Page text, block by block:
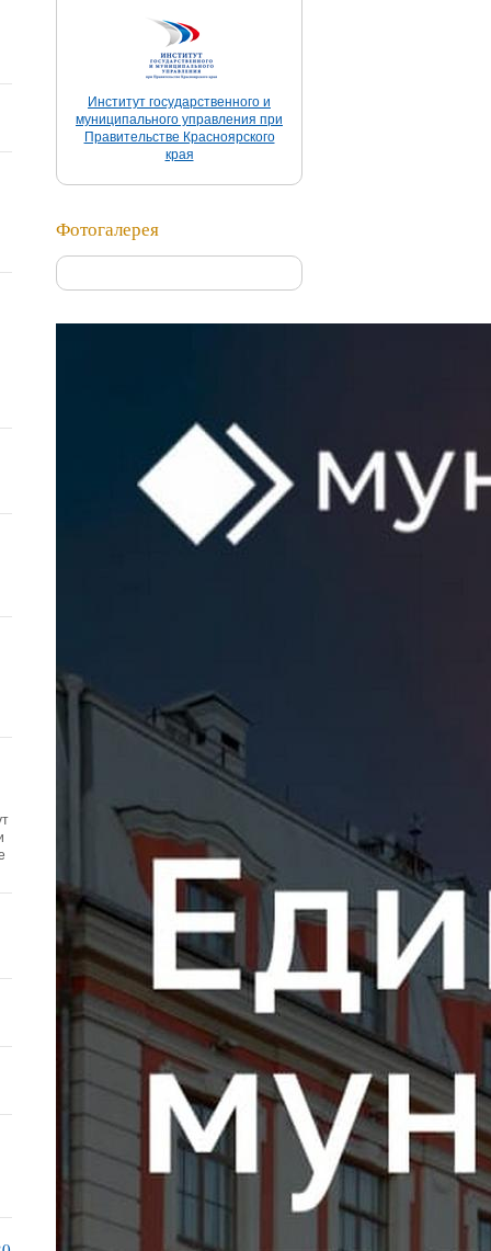
Институт государственного и
муниципального управления при
Правительстве Красноярского
края
Фотогалерея